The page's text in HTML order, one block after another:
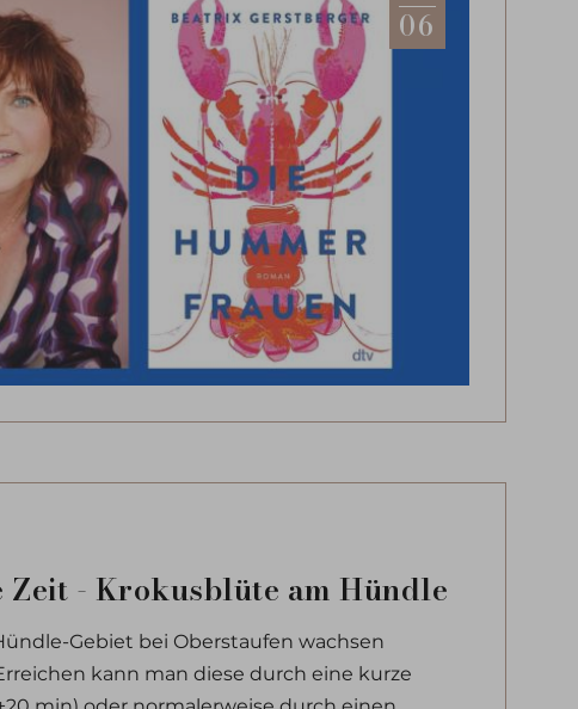
06
- Krokusblüte am Hündle
Gebiet bei Oberstaufen wachsen
kann man diese durch eine kurze